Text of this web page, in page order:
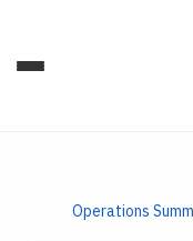
Operations